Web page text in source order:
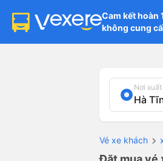
Cam kết hoàn
không cung
Nơi
Vé xe khách